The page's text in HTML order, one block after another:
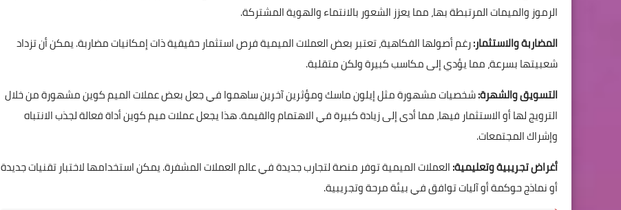
الرموز والميمات المرتبطة بها، مما يعزز الشعور بالانتماء والهوية المشتركة.
المضاربة والاستثمار:رغم أصولها الفكاهية، تعتبر بعض العملات الميمية فرص استثمار حقيقية ذات إمكانيات مضاربة. يمكن أن تزداد
شعبيتها بسرعة، مما يؤدي إلى مكاسب كبيرة ولكن متقلبة.
التسويق والشهرة:شخصيات مشهورة مثل إيلون ماسك ومؤثرين آخرين ساهموا في جعل بعض عملات الميم كوين مشهورة من خلال
الترويج لها أو الاستثمار فيها، مما أدى إلى زيادة كبيرة في الاهتمام والقيمة. هذا يجعل عملات ميم كوين أداة فعالة لجذب الانتباه
وإشراك المجتمعات.
أغراض تجريبية وتعليمية:العملات الميمية توفر منصة لتجارب جديدة في عالم العملات المشفرة. يمكن استخدامها لاختبار تقنيات جديدة
أو نماذج حوكمة أو آليات توافق في بيئة مرحة وتجريبية.